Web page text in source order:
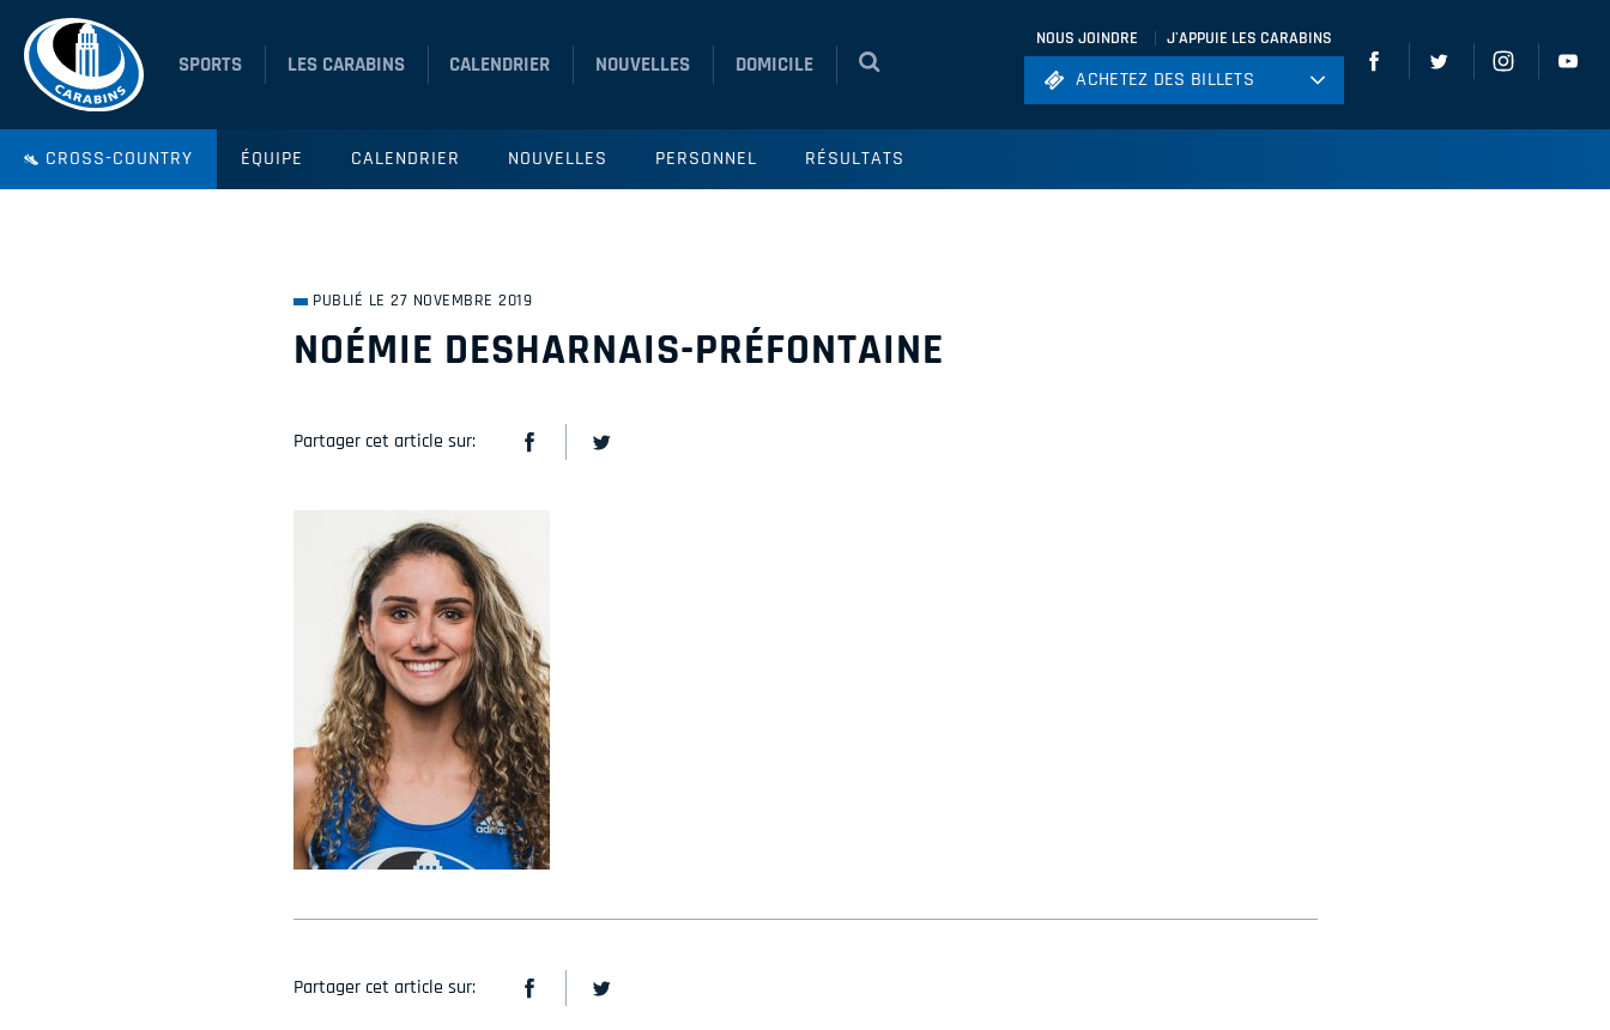
SPORTS LES CARABINS CALENDRIER NOUVELLES DOMICILE
NOUS JOINDRE J'APPUIE LES CARABINS
ACHETEZ DES BILLETS
ACHETEZ DES BILLETS
CROSS-COUNTRY ÉQUIPE CALENDRIER NOUVELLES PERSONNEL RÉSULTATS
PUBLIÉ LE 27 NOVEMBRE 2019
NOÉMIE DESHARNAIS-PRÉFONTAINE
Partager cet article sur:
Partager cet article sur: